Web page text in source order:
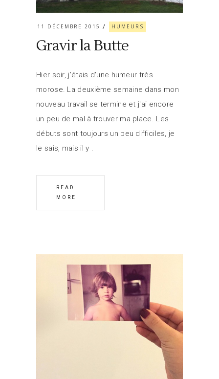
11 DÉCEMBRE 2015 HUMEURS
Gravir la Butte
Hier soir, j'étais d'une humeur très
morose. La deuxième semaine dans mon
nouveau travail se termine et j'ai encore
un peu de mal à trouver ma place. Les
débuts sont toujours un peu difficiles, je
le sais, mais il y
READ
MORE